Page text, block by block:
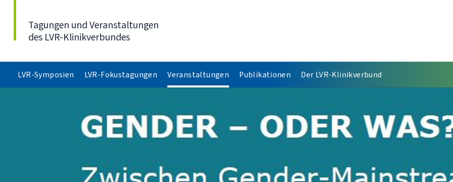
Tagungen und Veranstaltungen
des LVR-Klinikverbundes
LVR-Symposien LVR-Fokustagungen Veranstaltungen Publikationen Der LVR-Klinikverbund